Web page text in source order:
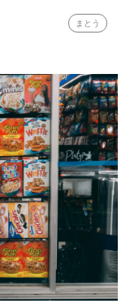
まとう